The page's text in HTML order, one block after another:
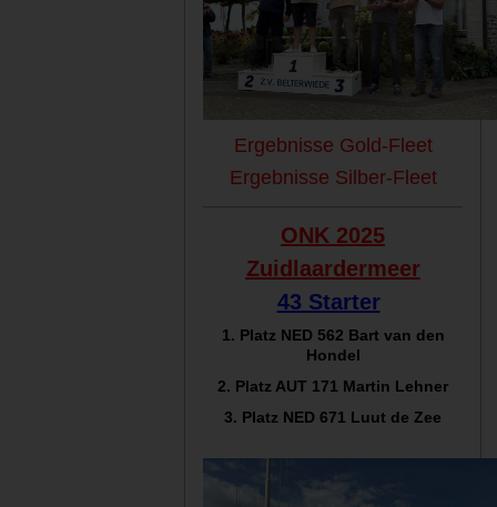
Ergebnisse Gold-Fleet
Ergebnisse Silber-Fleet
ONK 2025
Zuidlaardermeer
43 Starter
1. Platz NED 562 Bart van den
Hondel
2. Platz AUT 171 Martin Lehner
3. Platz NED 671 Luut de Zee